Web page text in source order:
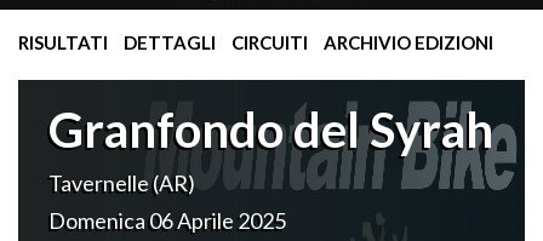
RISULTATI DETTAGLI CIRCUITI ARCHIVIO EDIZIONI
Granfondo del Syrah
Tavernelle (AR)
Domenica 06 Aprile 2025